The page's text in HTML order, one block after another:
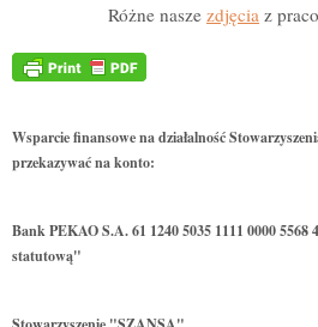
Różne nasze zdjęcia z
Wsparcie finansowe na działalność
przekazywać na konto:
Bank PEKAO S.A. 61 1240 5035 1111 0000 5568
statutową"